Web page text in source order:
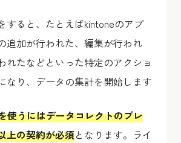
すると、たとえばkintoneのアプ
追加が行われた、編集が行われ
れたなどといった特定のアクショ
なり、データの集計を開始します
使うにはデータコレクトのプレ
上の契約が必須となります。ライ